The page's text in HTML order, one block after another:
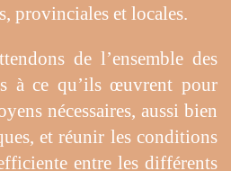
provinciales et locales.
de l’ensemble des
à ce qu’ils œuvrent pour
nécessaires, aussi bien
et réunir les conditions
entre les différents